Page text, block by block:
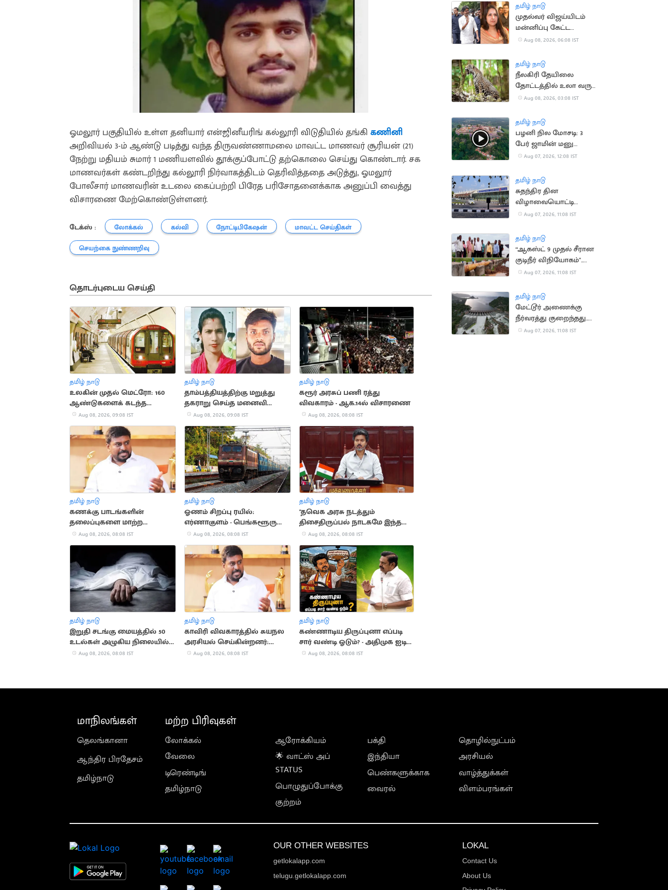
ஓமலூர் பகுதியில் உள்ள தனியார் என்ஜினீயரிங் கல்லூரி விடுதியில் தங்கிகணினி
அறிவியல் 3-ம் ஆண்டு படித்து வந்த திருவண்ணாமலை மாவட்ட மாணவர் சூரியன் (21)
நேற்று மதியம் சுமார் 1 மணியளவில் தூக்குப்போட்டு தற்கொலை செய்து கொண்டார். சக
மாணவர்கள் கண்டறிந்து கல்லூரி நிர்வாகத்திடம் தெரிவித்ததை அடுத்து, ஓமலூர்
போலீசார் மாணவரின் உடலை கைப்பற்றி பிரேத பரிசோதனைக்காக அனுப்பி வைத்து
விசாரணை மேற்கொண்டுள்ளனர்.
டேக்ஸ் : லோக்கல் கல்வி நோட்டிபிகேஷன் மாவட்ட செய்திகள்
செயற்கை நுண்ணறிவு
தொடர்புடைய செய்தி
தமிழ் நாடு
உலகின் முதல் மெட்ரோ: 160
ஆண்டுகளைக் கடந்த
லண்டன் ரயில் பாதை
Aug 08, 2026, 09:08 IST
தமிழ் நாடு
தாம்பத்தியத்திற்கு மறுத்து
தகராறு செய்த மனைவி
கொலை: கணவன் கைது
Aug 08, 2026, 09:08 IST
தமிழ் நாடு
கரூர் அரசுப் பணி ரத்து
விவகாரம் - ஆக.14ல் விசாரணை
Aug 08, 2026, 08:08 IST
தமிழ் நாடு
கணக்கு பாடங்களின்
தலைப்புகளை மாற்ற
திட்டமிட்டுள்ளோம்.. அமைச்சர்
Aug 08, 2026, 08:08 IST
தமிழ் நாடு
ஓணம் சிறப்பு ரயில்:
எர்ணாகுளம் - பெங்களூரு
இடையே இயக்கம்
Aug 08, 2026, 08:08 IST
தமிழ் நாடு
"தவெக அரசு நடத்தும்
திசைதிருப்பல் நாடகமே இந்த
MPக்கள் கூட்டம்".. திமுக சாடல்
Aug 08, 2026, 08:08 IST
தமிழ் நாடு
இறுதி சடங்கு மையத்தில் 50
உடல்கள் அழுகிய நிலையில்
கண்டெடுப்பு
Aug 08, 2026, 08:08 IST
தமிழ் நாடு
காவிரி விவகாரத்தில் சுயநல
அரசியல் செய்கின்றனர்:
அமைச்சர் ராஜ்மோகன்
Aug 08, 2026, 08:08 IST
தமிழ் நாடு
கண்ணாடிய திருப்புனா எப்படி
சார் வண்டி ஓடும்? - அதிமுக ஐடி
விங் கலாய்
Aug 08, 2026, 08:08 IST
தமிழ் நாடு
முதல்வர் விஜய்யிடம்
மன்னிப்பு கேட்ட
மனைவி சங்கீதா?
Aug 08, 2026, 06:08 IST
தமிழ் நாடு
நீலகிரி தேயிலை
தோட்டத்தில் உலா வரும்
சிறுத்தை:
கோரிக்கை
Aug 08, 2026, 03:08 IST
தமிழ் நாடு
பழனி நில மோசடி: 3
பேர் ஜாமின் மனு
தள்ளுபடி
Aug 07, 2026, 12:08 IST
தமிழ் நாடு
சுதந்திர தின
விழாவையொட்டி
விமான நிலையத்துக்கு
செல்ல தடை
Aug 07, 2026, 11:08 IST
தமிழ் நாடு
“ஆகஸ்ட் 9 முதல் சீரான
குடிநீர் விநியோகம்"..
தூத்துக்குடி மேயர் உறுதி
Aug 07, 2026, 11:08 IST
தமிழ் நாடு
மேட்டூர் அணைக்கு
நீர்வரத்து குறைந்தது..
13,674 கன அடியாக சரிவு
Aug 07, 2026, 11:08 IST
மாநிலங்கள்
தெலங்கானா
ஆந்திர பிரதேசம்
தமிழ்நாடு
மற்ற பிரிவுகள்
லோக்கல்
வேலை
டிரெண்டிங்
தமிழ்நாடு
ஆரோக்கியம்
🌟 வாட்ஸ் அப்
STATUS
பொழுதுப்போக்கு
குற்றம்
பக்தி
இந்தியா
பெண்களுக்காக
வைரல்
தொழில்நுட்பம்
அரசியல்
வாழ்த்துக்கள்
விளம்பரங்கள்
OUR OTHER WEBSITES
getlokalapp.com
telugu.getlokalapp.com
LOKAL
Contact Us
About Us